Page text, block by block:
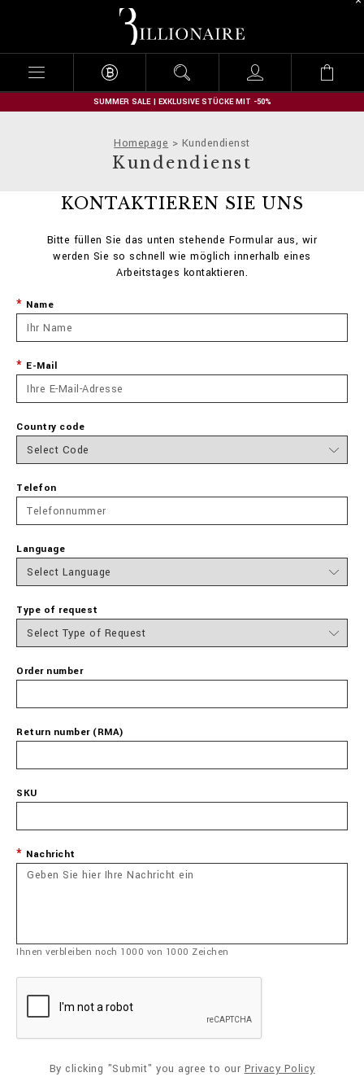
l
l
o
n
r
e
SUMMER SALE | EXKLUSIVE STÜCKE MIT -50%
Homepage Kundendienst
Kundendienst
KONTAKTIEREN SIE UNS
Bitte füllen Sie das unten stehende Formular aus, wir
werden Sie so schnell wie möglich innerhalb eines
Arbeitstages kontaktieren.
Name
E-Mail
Country code
Telefon
Language
Type of request
Order number
Return number (RMA)
SKU
Nachricht
Ihnen verbleiben noch 1000 von 1000 Zeichen
By clicking "Submit" you agree to our Privacy Policy